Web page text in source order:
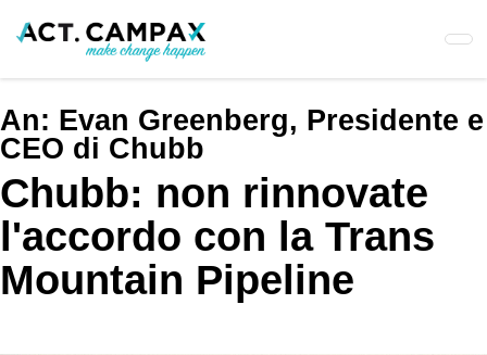
An: Evan Greenberg, Presidente e
CEO di Chubb
Chubb: non rinnovate
l'accordo con la Trans
Mountain Pipeline